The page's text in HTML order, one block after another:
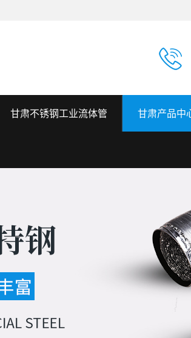
甘肃不锈钢工业流体管 甘肃产品中